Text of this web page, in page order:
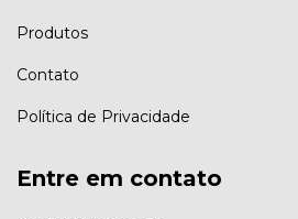
Produtos
Contato
Política de Privacidade
Entre em contato